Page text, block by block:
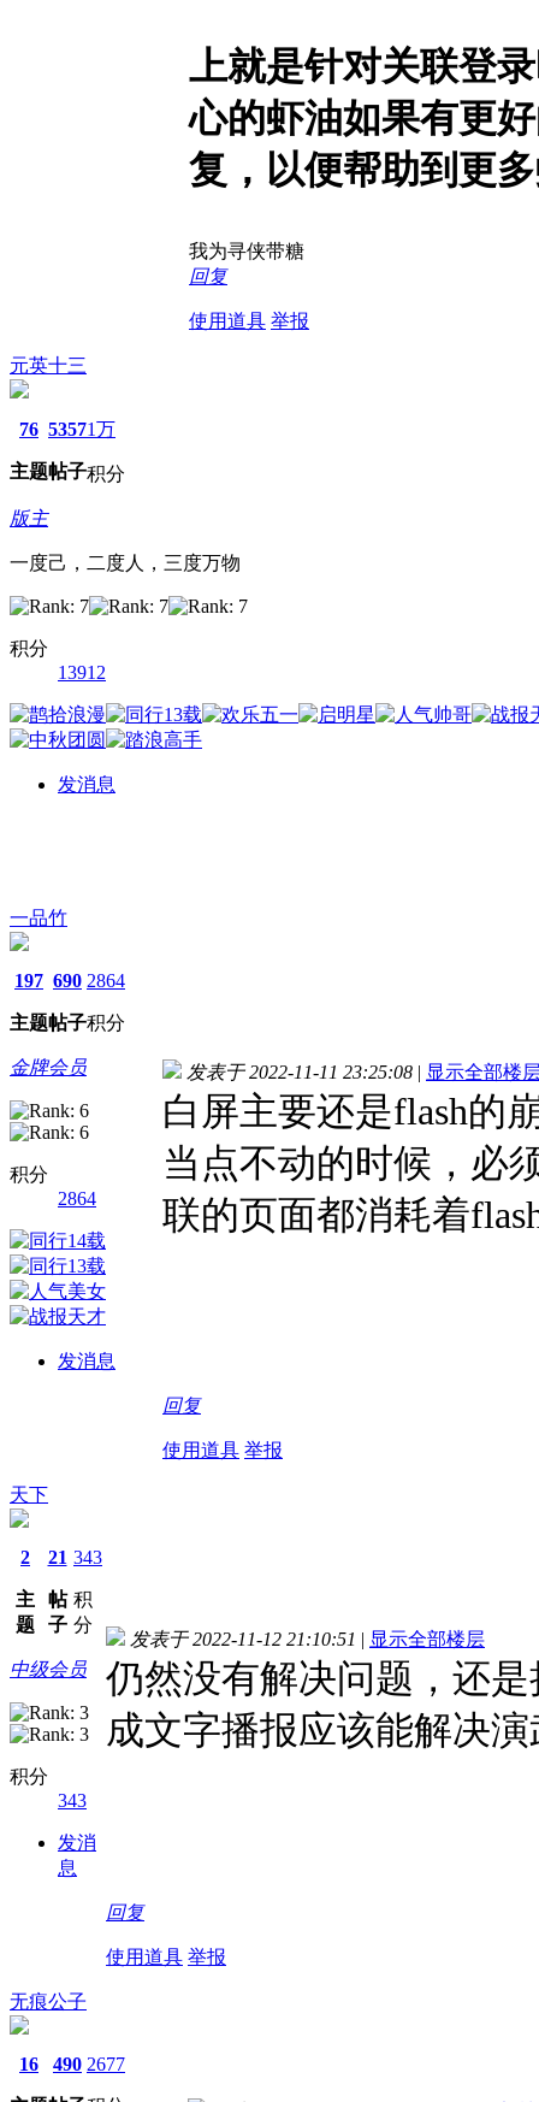
上就是针对关联登
心的虾油如果有更
复，以便帮助到更
我为寻侠带糖
回复
使用道具 举报
元英十三
76
主题
5357
帖子
1万
积分
版主
一度己，二度人，三度万物
积分
13912
发消息
一品竹
197
主题
690
帖子
2864
积分
金牌会员
积分
2864
发消息
发表于 2022-11-11 23:25:08 | 显示全部楼
白屏主要还是flash的
当点不动的时候，必
联的页面都消耗着
回复
使用道具 举报
天下
2
主
题
21
帖
子
343
积
分
中级会员
积分
343
发消
息
发表于 2022-11-12 21:10:51 | 显示全部楼层
仍然没有解决问题，还
成文字播报应该能解决
回复
使用道具 举报
无痕公子
16 490 2677